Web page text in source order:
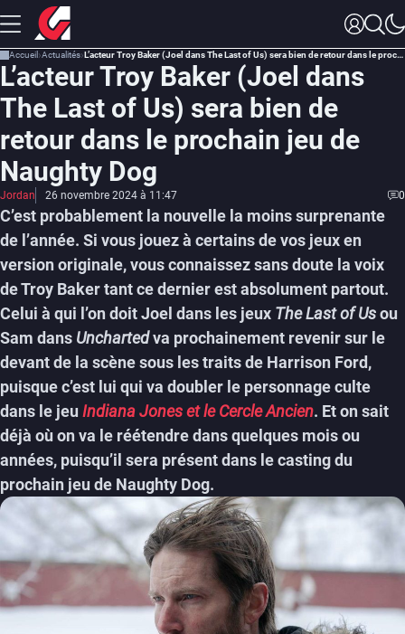
Accueil Actualités L’acteur Troy Baker (Joel dans The Last of Us) sera bien de retour dans le prochain jeu de Naughty Dog
L’acteur Troy Baker (Joel dans
The Last of Us) sera bien de
retour dans le prochain jeu de
Naughty Dog
Jordan 26 novembre 2024 à 11:47 0
C’est probablement la nouvelle la moins surprenante
de l’année. Si vous jouez à certains de vos jeux en
version originale, vous connaissez sans doute la voix
de Troy Baker tant ce dernier est absolument partout.
Celui à qui l’on doit Joel dans les jeux The Last of Usou
Sam dans Unchartedva prochainement revenir sur le
devant de la scène sous les traits de Harrison Ford,
puisque c’est lui qui va doubler le personnage culte
dans le jeuIndiana Jones et le Cercle Ancien. Et on sait
déjà où on va le réétendre dans quelques mois ou
années, puisqu’il sera présent dans le casting du
prochain jeu de Naughty Dog.